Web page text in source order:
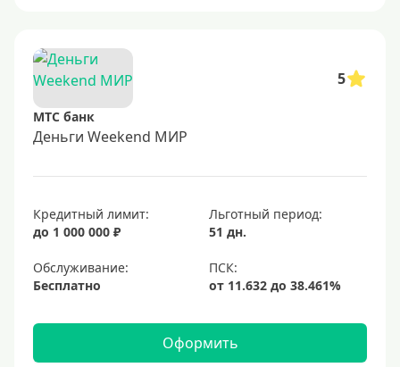
5
МТС банк
Деньги Weekend МИР
Кредитный лимит:
до 1 000 000 ₽
Льготный период:
51 дн.
Обслуживание:
Бесплатно
Оформить